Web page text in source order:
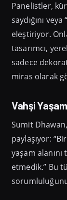
Panelistler,
saydığını
eleştiriyor.
tasarımcı,
sadece
miras olarak
Vahşi
Sumit
paylaşıyor:
yaşam
etmedik.” Bu